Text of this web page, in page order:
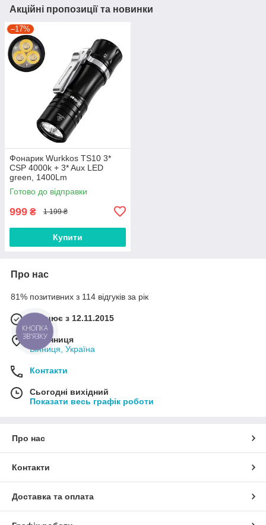
Акційні пропозиції та новинки
–17%
Фонарик Wurkkos TS10 3*
CSP 4000k + 3* Aux LED
green, 1400Lm
Готово до відправки
999 ₴ 1 199 ₴
Купити
Про нас
81% позитивних з 114 відгуків за рік
Працює з 12.11.2015
м. Вінниця
Вінниця, Україна
Контакти
Сьогодні вихідний
Показати весь графік роботи
Про нас
Контакти
Доставка та оплата
КНОПКА
ЗВ'ЯЗКУ